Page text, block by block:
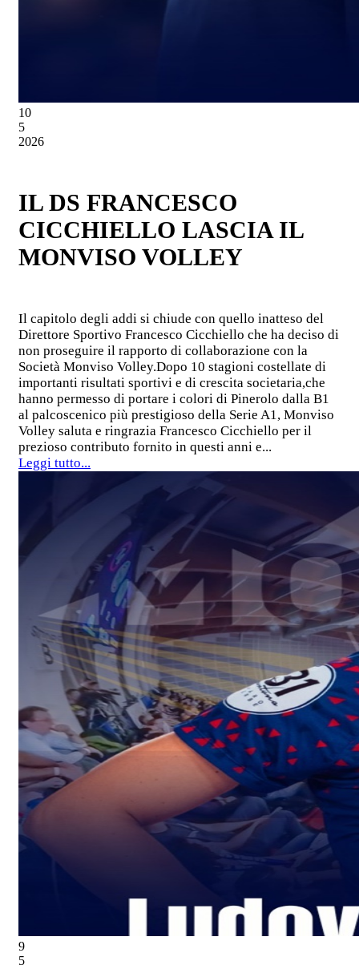
10
5
2026
IL DS FRANCESCO
CICCHIELLO LASCIA IL
MONVISO VOLLEY
Il capitolo degli addi si chiude con quello inatteso del
Direttore Sportivo Francesco Cicchiello che ha deciso di
non proseguire il rapporto di collaborazione con la
Società Monviso Volley.Dopo 10 stagioni costellate di
importanti risultati sportivi e di crescita societaria,che
hanno permesso di portare i colori di Pinerolo dalla B1
al palcoscenico più prestigioso della Serie A1, Monviso
Volley saluta e ringrazia Francesco Cicchiello per il
prezioso contributo fornito in questi anni e...
Leggi tutto...
9
5